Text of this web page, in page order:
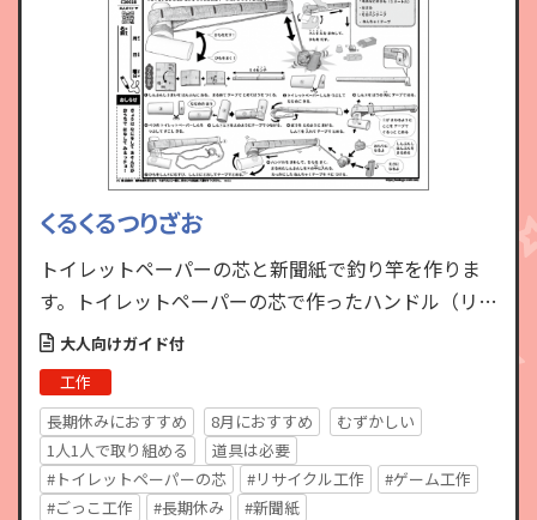
くるくるつりざお
トイレットペーパーの芯と新聞紙で釣り竿を作りま
す。トイレットペーパーの芯で作ったハンドル（リー
ル）を巻くことで、ひもをのばしたり巻き取ったり
できます。ひもの先…
大人向けガイド付
工作
長期休みにおすすめ
8月におすすめ
むずかしい
1人1人で取り組める
道具は必要
#トイレットペーパーの芯
#リサイクル工作
#ゲーム工作
#ごっこ工作
#長期休み #新聞紙